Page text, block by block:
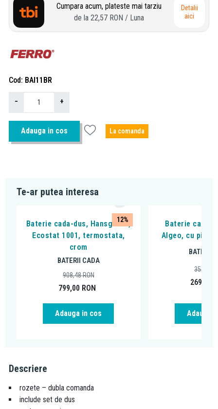
Cumpara acum, plateste mai tarziu
de la 22,57 RON / Luna
Detalii
aici
Cod BAI11BR
− +
Adauga in cos La comanda
Te-ar putea interesa
12%
Baterie cada-dus, Hansgrohe,
Ecostat 1001, termostata,
crom
BATERII CADA
799,00 RON
908,48RON
Adauga in cos
Baterie cada -
Algeo, cu pipa
BATERII
269,00
359,99
Adauga
Descriere
rozete – dubla comanda
include set de dus